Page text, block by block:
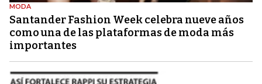
MODA
Santander Fashion Week celebra nueve años
como una de las plataformas de moda más
importantes